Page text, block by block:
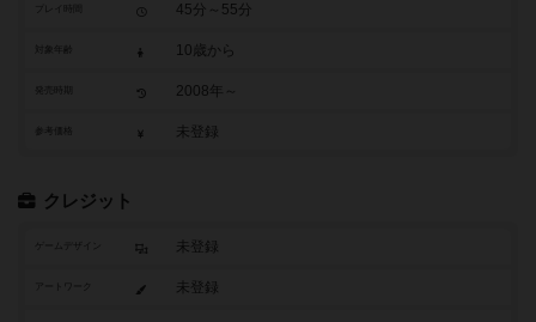
45分～55分
10歳から
2008年～
参考価格 未登録
クレジット
ゲームデザイン 未登録
アートワーク 未登録